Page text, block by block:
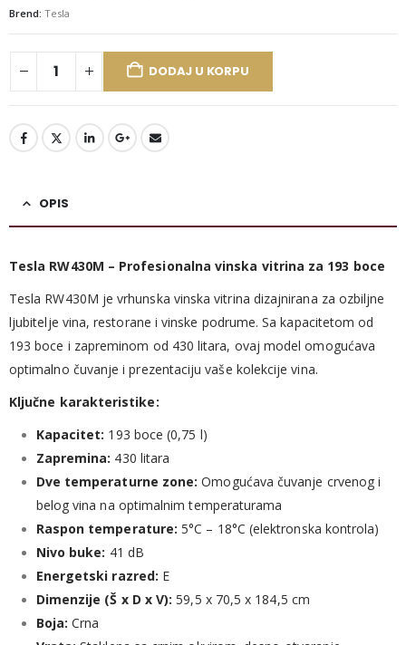
Brend: Tesla
DODAJ U KORPU
OPIS
Tesla RW430M – Profesionalnavinska vitrina za 193 boce
Tesla RW430M jevrhunska vinskavitrina dizajnirana za ozbiljne
ljubitelje vina,restorane ivinske podrume.Sakapacitetomod
193boce i zapreminom od 430litara, ovaj modelomogućava
optimalno čuvanjeiprezentacijuvaše kolekcijevina.
Ključne karakteristike:
Kapacitet: 193 boce (0,75 l)
Zapremina: 430 litara
Dve temperaturne zone: Omogućavačuvanje crvenogi
belogvinana optimalnimtemperaturama
Raspon temperature: 5°C – 18°C (elektronska kontrola)
Nivo buke: 41 dB
Energetski razred: E
Dimenzije (Š x D xV): 59,5 x 70,5x 184,5 cm
Boja: Crna